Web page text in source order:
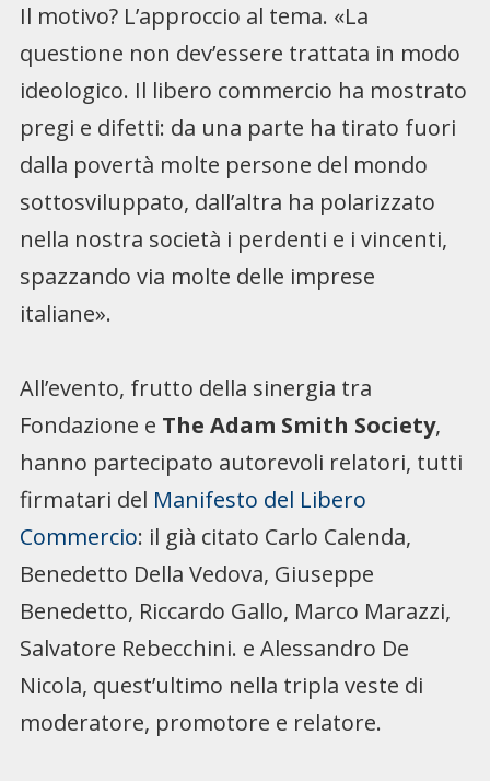
Il motivo? L’approccio al tema. «La
questione non dev’essere trattata in modo
ideologico. Il libero commercio ha mostrato
pregi e difetti: da una parte ha tirato fuori
dalla povertà molte persone del mondo
sottosviluppato, dall’altra ha polarizzato
nella nostra società i perdenti e i vincenti,
spazzando via molte delle imprese
italiane».
All’evento, frutto della sinergia tra
Fondazione e The Adam Smith Society,
hanno partecipato autorevoli relatori, tutti
firmatari del Manifesto del Libero
Commercio: il già citato Carlo Calenda,
Benedetto Della Vedova, Giuseppe
Benedetto, Riccardo Gallo, Marco Marazzi,
Salvatore Rebecchini. e Alessandro De
Nicola, quest’ultimo nella tripla veste di
moderatore, promotore e relatore.